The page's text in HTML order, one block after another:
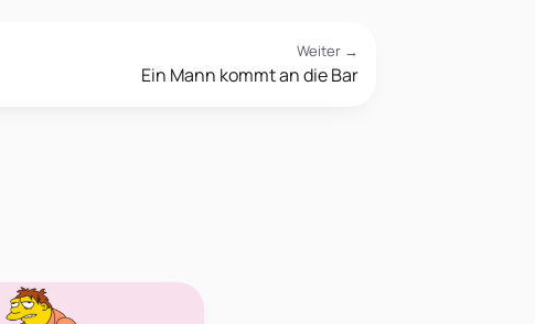
Weiter →
Ein Mann kommt an die Bar